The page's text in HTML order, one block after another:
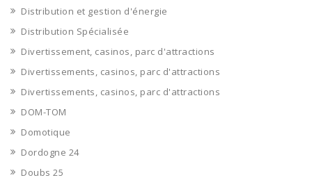
Distribution et gestion d'énergie
Distribution Spécialisée
Divertissement, casinos, parc d'attractions
Divertissements, casinos, parc d'attractions
Divertissements, casinos, parc d'attractions
DOM-TOM
Domotique
Dordogne 24
Doubs 25